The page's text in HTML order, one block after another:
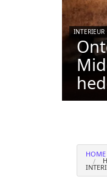
INTERIEUR
HOME